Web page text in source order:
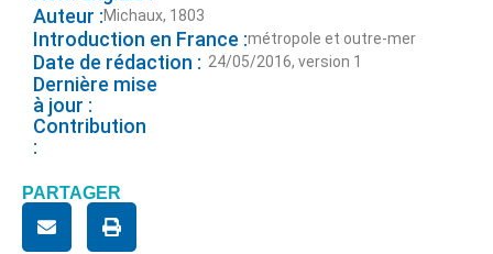
Auteur :Michaux, 1803
Introduction en France :métropole et outre-mer
Date de rédaction : 24/05/2016, version 1
Dernière mise
à jour :
Contribution
:
PARTAGER